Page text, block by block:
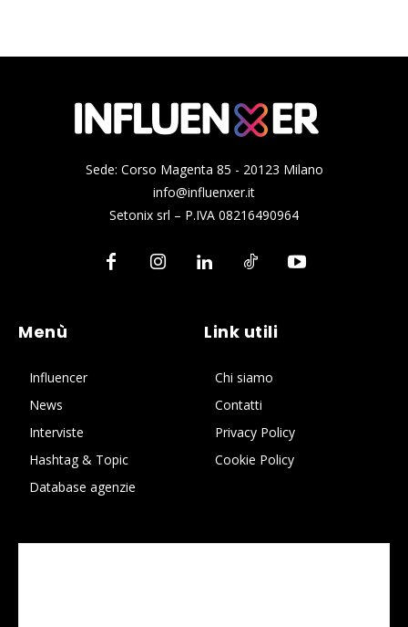
Sede: Corso Magenta 85 - 20123 Milano
info@influenxer.it
Setonix srl – P.IVA 08216490964
Menù
Influencer
News
Interviste
Hashtag & Topic
Database agenzie
Link utili
Chi siamo
Contatti
Privacy Policy
Cookie Policy